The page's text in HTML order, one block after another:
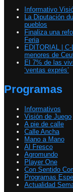
Informativo
La Diputación
pueblos
Finaliza una
Feria
EDITORIAL |
menores de
El 7% de las
‘ventas exprés’
Programas
Informativos
Visión de Juego
A pie de calle
Calle Ancha
Mano a Mano
Al Fresco
Agromundo
Player One
Con Sentido
Programas
Actualidad